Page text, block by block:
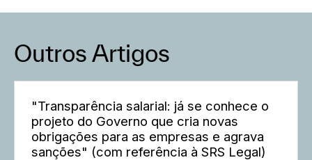
Outros Artigos
"Transparência salarial: já se conhece o
projeto do Governo que cria novas
obrigações para as empresas e agrava
sanções" (com referência à SRS Legal)